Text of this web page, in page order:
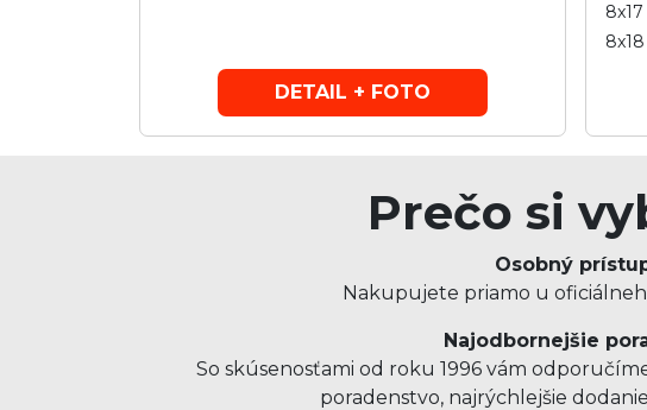
DETAIL + FOTO
8x17
8x18
Prečo si
Osobný
Nakupujete priamo u
Najodbornejšie
So skúsenosťami od roku 1996 vám
poradenstvo, najrýchlejšie